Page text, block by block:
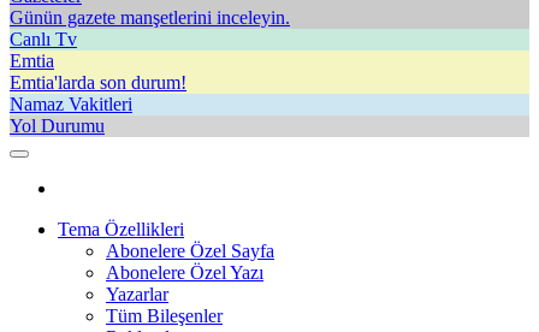
Günün gazete manşetlerini inceleyin.
Canlı Tv
Emtia
Emtia'larda son durum!
Namaz Vakitleri
Yol Durumu
Tema Özellikleri
Abonelere Özel Sayfa
Abonelere Özel Yazı
Yazarlar
Tüm Bileşenler